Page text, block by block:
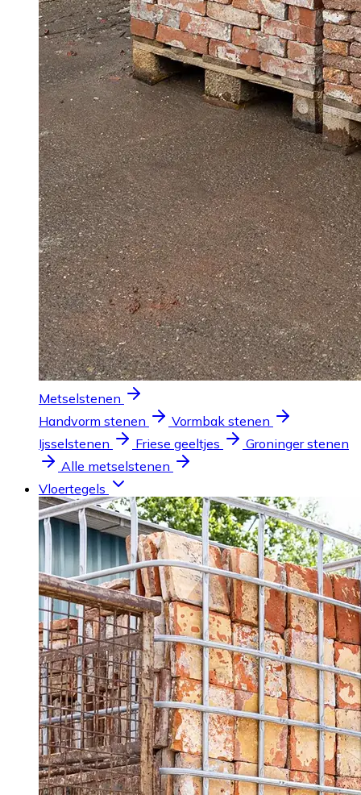
Metselstenen
Handvorm stenen
Vormbak stenen
Ijsselstenen
Friese geeltjes
Groninger stenen
Alle metselstenen
Vloertegels